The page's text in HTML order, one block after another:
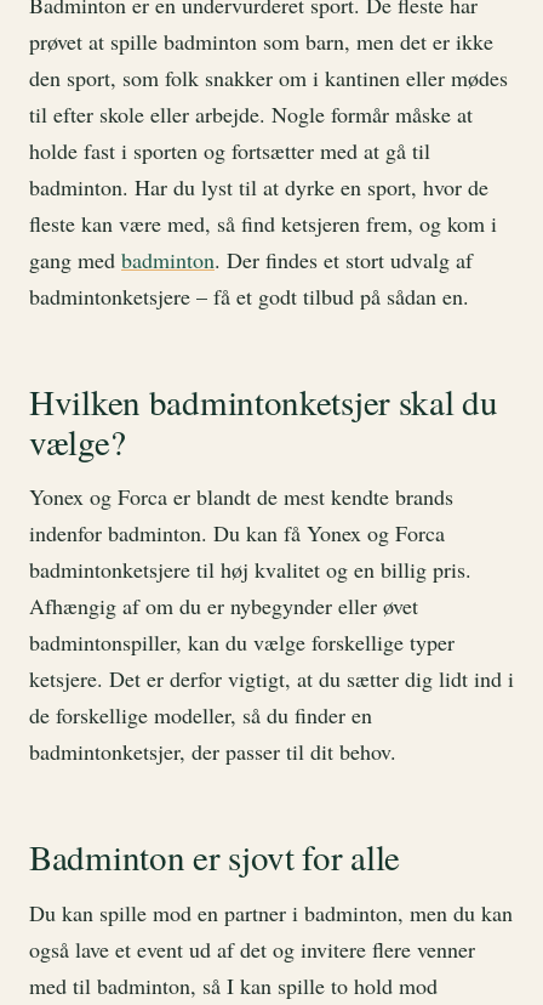
prøvet at spille badminton som barn, men det er ikke
den sport, som folk snakker om i kantinen eller mødes
til efter skole eller arbejde. Nogle formår måske at
holde fast i sporten og fortsætter med at gå til
badminton. Har du lyst til at dyrke en sport, hvor de
fleste kan være med, så find ketsjeren frem, og kom i
gang med badminton. Der findes et stort udvalg af
badmintonketsjere – få et godt tilbud på sådan en.
Hvilken badmintonketsjer skal du
vælge?
Yonex og Forca er blandt de mest kendte brands
indenfor badminton. Du kan få Yonex og Forca
badmintonketsjere til høj kvalitet og en billig pris.
Afhængig af om du er nybegynder eller øvet
badmintonspiller, kan du vælge forskellige typer
ketsjere. Det er derfor vigtigt, at du sætter dig lidt ind i
de forskellige modeller, så du finder en
badmintonketsjer, der passer til dit behov.
Badminton er sjovt for alle
Du kan spille mod en partner i badminton, men du kan
også lave et event ud af det og invitere flere venner
med til badminton, så I kan spille to hold mod